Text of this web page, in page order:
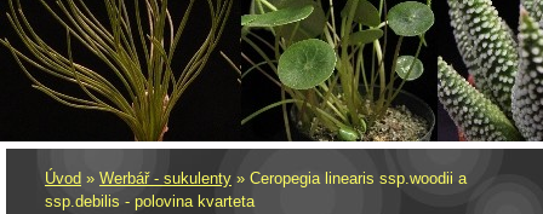
Úvod » Werbář - sukulenty » Ceropegia linearis ssp.woodii a
ssp.debilis - polovina kvarteta